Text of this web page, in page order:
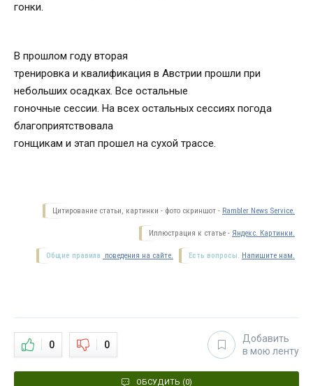
гонки.
В прошлом году вторая
тренировка и квалификация в Австрии прошли при
небольших осадках. Все остальные
гоночные сессии. На всех остальных сессиях погода
благоприятствовала
гонщикам и этап прошел на сухой трассе.
Цитирование статьи, картинки - фото скриншот - Rambler News Service.
Иллюстрация к статье - Яндекс. Картинки.
Есть вопросы. Напишите нам.
Общие правила поведения на сайте.
0 0
Добавить
в мою ленту
ОБСУДИТЬ (0)